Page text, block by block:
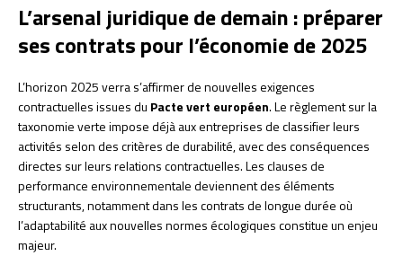
L’arsenal juridique de demain : préparer
ses contrats pour l’économie de 2025
L’horizon 2025 verra s’affirmer de nouvelles exigences
contractuelles issues du Pacte vert européen. Le règlement sur la
taxonomie verte impose déjà aux entreprises de classifier leurs
activités selon des critères de durabilité, avec des conséquences
directes sur leurs relations contractuelles. Les clauses de
performance environnementale deviennent des éléments
structurants, notamment dans les contrats de longue durée où
l’adaptabilité aux nouvelles normes écologiques constitue un enjeu
majeur.